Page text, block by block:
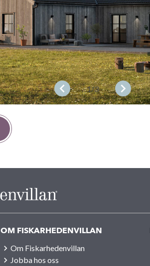
1/3
OM FISKARHEDENVILLAN
Om Fiskarhedenvillan
Jobba hos oss